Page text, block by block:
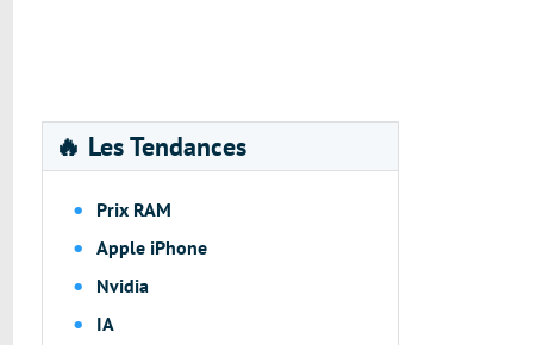
🔥 Les Tendances
Prix RAM
Apple iPhone
Nvidia
IA